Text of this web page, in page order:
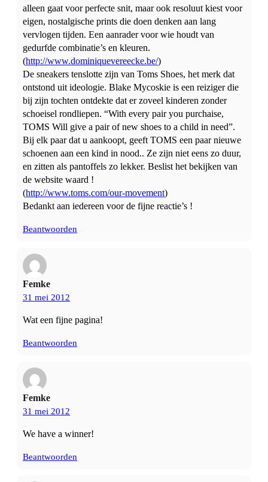
alleen gaat voor perfecte snit, maar ook resoluut kiest voor
eigen, nostalgische prints die doen denken aan lang
vervlogen tijden. Een aanrader voor wie houdt van
gedurfde combinatie’s en kleuren.
(http://www.dominiquevereecke.be/)
De sneakers tenslotte zijn van Toms Shoes, het merk dat
ontstond uit ideologie. Blake Mycoskie is een reiziger die
bij zijn tochten ontdekte dat er zoveel kinderen zonder
schoeisel rondliepen. “With every pair you purchaise,
TOMS Will give a pair of new shoes to a child in need”.
Bij elk paar dat u aankoopt, geeft TOMS een paar nieuwe
schoenen aan een kind in nood.. Ze zijn niet eens zo duur,
en zitten als pantoffels zo lekker. Beslist het bekijken van
de website waard !
(http://www.toms.com/our-movement)
Bedankt aan iedereen voor de fijne reactie’s !
Beantwoorden
Femke
31 mei 2012
Wat een fijne pagina!
Beantwoorden
Femke
31 mei 2012
We have a winner!
Beantwoorden